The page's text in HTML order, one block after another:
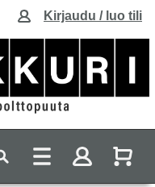
Kirjaudu / luo tili